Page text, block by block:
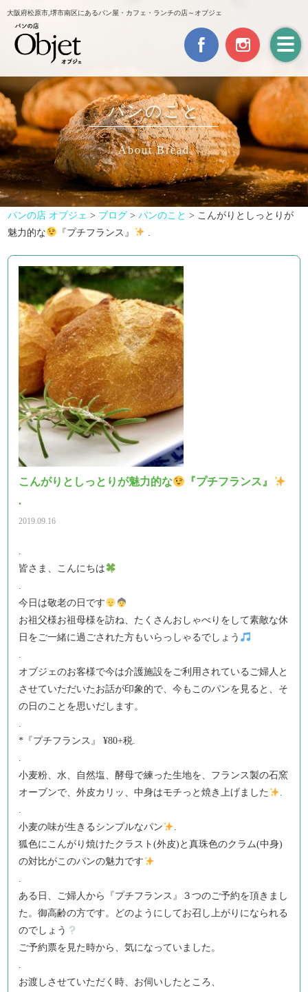
大阪府松原市,堺市南区にあるパン屋・カフェ・ランチの店～オブジェ
パンのこと
About Bread
パンの店 オブジェ > ブログ >パンのこと > こんがりとしっとりが
魅力的な
『プチフランス』 .
こんがりとしっとりが魅力的な
『プチフランス』
.
2019.09.16
.
皆さま、こんにちは
.
今日は敬老の日です
お祖父様お祖母様を訪ね、たくさんおしゃべりをして素敵な休
日をご一緒に過ごされた方もいらっしゃるでしょう
.
オブジェのお客様で今は介護施設をご利用されているご婦人と
させていただいたお話が印象的で、今もこのパンを見ると、そ
の日のことを思いだします。
.
*『プチフランス』 ¥80+税.
.
小麦粉、水、自然塩、酵母で練った生地を、フランス製の石窯
オーブンで、外皮カリッ、中身はモチっと焼き上げました
.
.
小麦の味が生きるシンプルなパン
.
狐色にこんがり焼けたクラスト(外皮)と真珠色のクラム(中身)
の対比がこのパンの魅力です
.
ある日、ご婦人から『プチフランス』３つのご予約を頂きまし
た。御高齢の方です。どのようにしてお召し上がりになられる
のでしょう
ご予約票を見た時から、気になっていました。
.
お渡しさせていただく時、お伺いしたところ、